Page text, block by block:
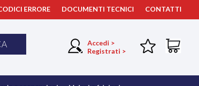
ERRORE DOCUMENTI TECNICI CONTATTI
Accedi >
Registrati >